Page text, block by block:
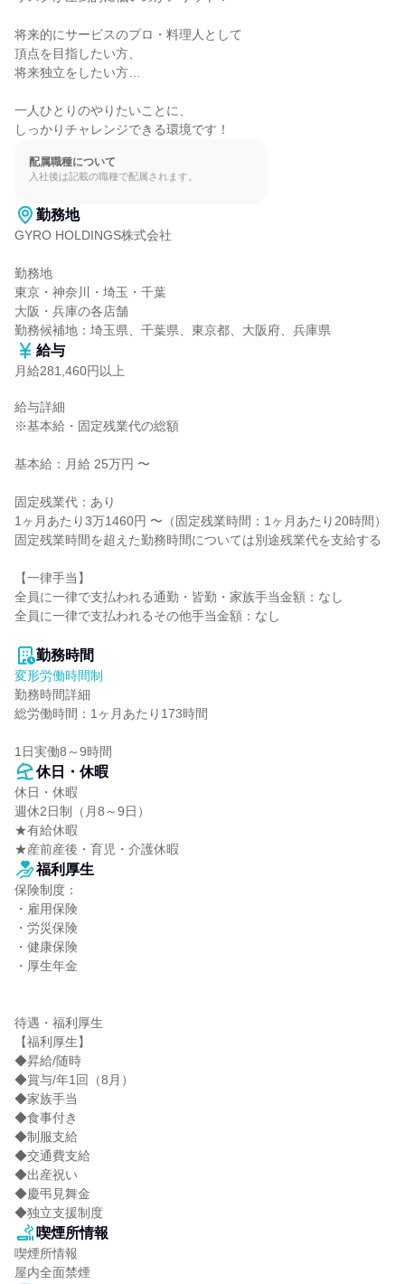
将来的にサービスのプロ・料理人として
頂点を目指したい方、
将来独立をしたい方…
一人ひとりのやりたいことに、
しっかりチャレンジできる環境です！
配属職種について
入社後は記載の職種で配属されます。
勤務地
GYRO HOLDINGS株式会社
勤務地
東京・神奈川・埼玉・千葉
大阪・兵庫の各店舗
勤務候補地：埼玉県、千葉県、東京都、大阪府、兵庫県
給与
月給281,460円以上
給与詳細
※基本給・固定残業代の総額
基本給：月給 25万円 〜
固定残業代：あり
1ヶ月あたり3万1460円 〜（固定残業時間：1ヶ月あたり20時間）
固定残業時間を超えた勤務時間については別途残業代を支給する
【一律手当】
全員に一律で支払われる通勤・皆勤・家族手当金額：なし
全員に一律で支払われるその他手当金額：なし
勤務時間
変形労働時間制
勤務時間詳細
総労働時間：1ヶ月あたり173時間
1日実働8～9時間
休日・休暇
休日・休暇
週休2日制（月8～9日）
★有給休暇
★産前産後・育児・介護休暇
福利厚生
保険制度：
・雇用保険
・労災保険
・健康保険
・厚生年金
待遇・福利厚生
【福利厚生】
◆昇給/随時
◆賞与/年1回（8月）
◆家族手当
◆食事付き
◆制服支給
◆交通費支給
◆出産祝い
◆慶弔見舞金
◆独立支援制度
喫煙所情報
喫煙所情報
屋内全面禁煙